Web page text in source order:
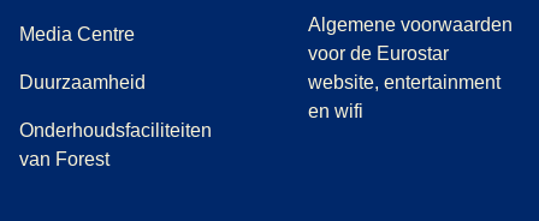
Media Centre( opent in een nieuwe tab)
Duurzaamheid
Onderhoudsfaciliteiten
van Forest
Algemene voorwaarden
voor de Eurostar
website, entertainment
en wifi